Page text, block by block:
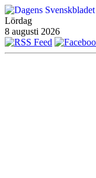
Lördag
8 augusti 2026